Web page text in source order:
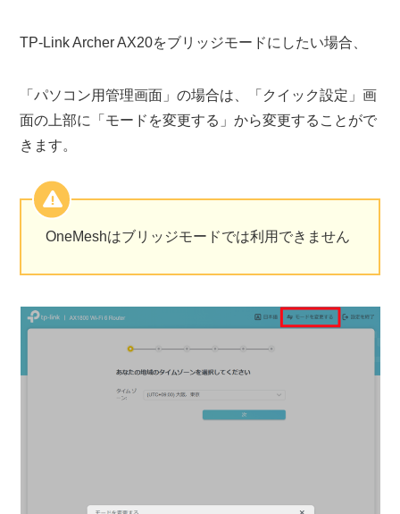
TP-Link Archer AX20をブリッジモードにしたい場合、
「パソコン用管理画面」の場合は、「クイック設定」画
面の上部に「モードを変更する」から変更することがで
きます。
OneMeshはブリッジモードでは利用できません